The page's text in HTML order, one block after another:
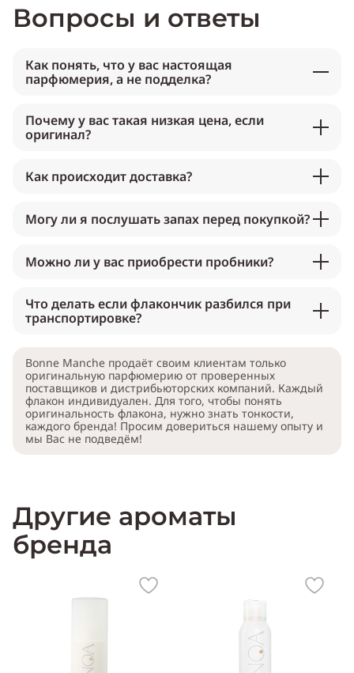
Вопросы и ответы
Как понять, что у вас настоящая
парфюмерия, а не подделка?
Почему у вас такая низкая цена, если
оригинал?
Как происходит доставка?
Могу ли я послушать запах перед покупкой?
Можно ли у вас приобрести пробники?
Что делать если флакончик разбился при
транспортировке?
Bonne Manche продаёт своим клиентам только
оригинальную парфюмерию от проверенных
поставщиков и дистрибьюторских компаний. Каждый
флакон индивидуален. Для того, чтобы понять
оригинальность флакона, нужно знать тонкости,
каждого бренда! Просим довериться нашему опыту и
мы Вас не подведём!
Другие ароматы
бренда